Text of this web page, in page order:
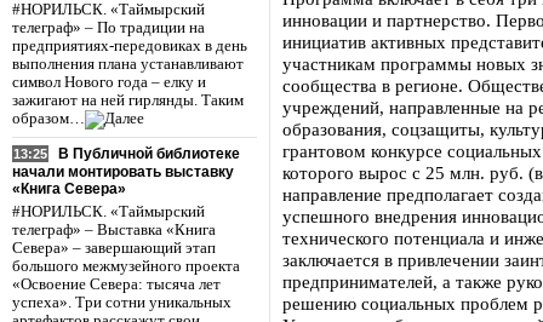
#НОРИЛЬСК. «Таймырский
телеграф» – По традиции на
предприятиях-передовиках в день
выполнения плана устанавливают
символ Нового года – елку и
зажигают на ней гирлянды. Таким
образом…
13:25
В Публичной библиотеке
начали монтировать выставку
«Книга Севера»
#НОРИЛЬСК. «Таймырский
телеграф» – Выставка «Книга
Севера» – завершающий этап
большого межмузейного проекта
«Освоение Севера: тысяча лет
успеха». Три сотни уникальных
инновации и партнерство.
инициатив активных
участникам программы новых
сообщества в регионе.
учреждений, направленные на
образования, соцзащиты,
грантовом конкурсе
которого вырос с 25 млн. руб.
направление предполагает
успешного внедрения
технического потенциала и
заключается в привлечении
предпринимателей, а также
решению социальных проблем